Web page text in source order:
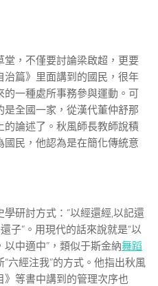
，不僅要討論梁啟超，更要
篇》里面講到的國民，很年
一種處所事務參與運動。可
全國一家，從漢代董仲舒那
的論述了。秋風師長教師說積
民，他認為是在簡化傳統意
研討方式：“以經還經,以記還
子”。用現代的話來說就是“以
中適中”，類似于斯金納舞蹈
六經注我”的方式。他指出秋風
》等書中講到的管理次序也